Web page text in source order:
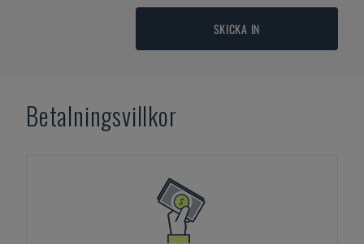
SKICKA IN
Betalningsvillkor